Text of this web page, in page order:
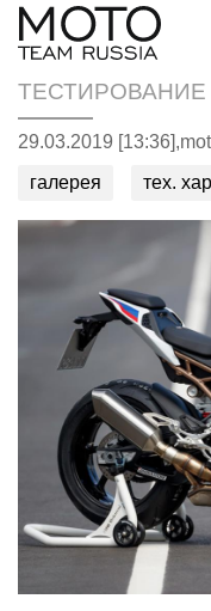
ТЕСТИРОВАНИЕ
29.03.2019 [13:36],
галерея
тех.